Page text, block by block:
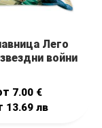
Лего
войни
7.00 €
13.69лв